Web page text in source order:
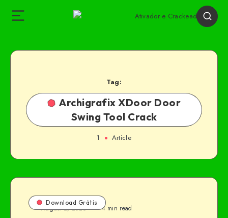
Tag:
Archigrafix XDoor Door
Swing Tool Crack
1 Article
Download Grátis
August 2, 2026 4 min read